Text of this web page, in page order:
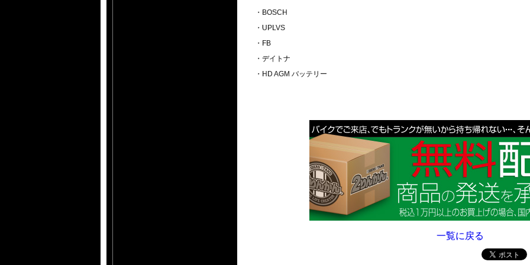
・BOSCH
・UPLVS
・FB
・デイトナ
・HD AGM バッテリー
一覧に戻る